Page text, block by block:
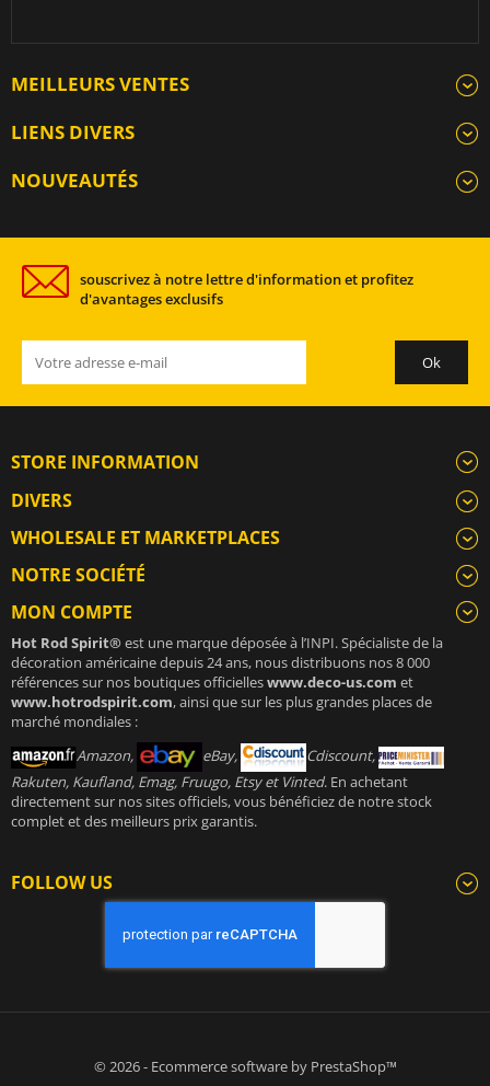
MEILLEURS VENTES
LIENS DIVERS
NOUVEAUTÉS
souscrivez à notre lettre d'information et profitez
d'avantages exclusifs
STORE INFORMATION
DIVERS
WHOLESALE ET MARKETPLACES
NOTRE SOCIÉTÉ
MON COMPTE
Hot Rod Spirit®est une marque déposée à l’INPI. Spécialiste de la
décoration américaine depuis 24 ans, nous distribuons nos 8 000
références sur nos boutiques officielleswww.deco-us.com et
www.hotrodspirit.com, ainsi que sur les plus grandes places de
marché mondiales :
Amazon,
eBay,
Cdiscount,
Rakuten, Kaufland, Emag, Fruugo, Etsy et Vinted. En achetant
directement sur nos sites officiels, vous bénéficiez de notre stock
complet et des meilleurs prix garantis.
FOLLOW US
© 2026 - Ecommerce software by PrestaShop™